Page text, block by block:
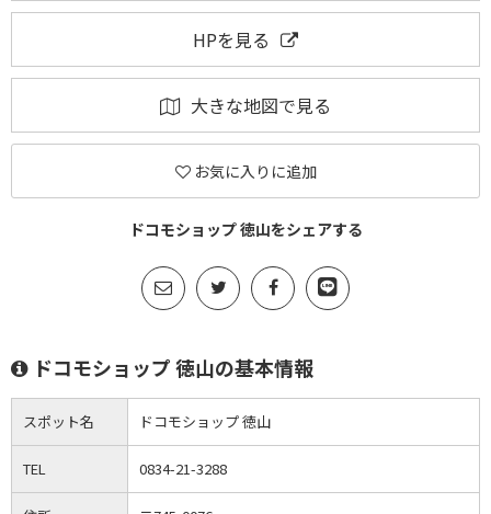
HPを見る
大きな地図で見る
お気に入りに追加
ドコモショップ 徳山をシェアする
ドコモショップ 徳山の基本情報
スポット名 ドコモショップ 徳山
TEL 0834-21-3288